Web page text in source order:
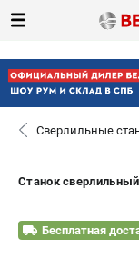
ВХОД ИЛИ
САНКТ-
0
Сверлильные
Станок
Бесплатная